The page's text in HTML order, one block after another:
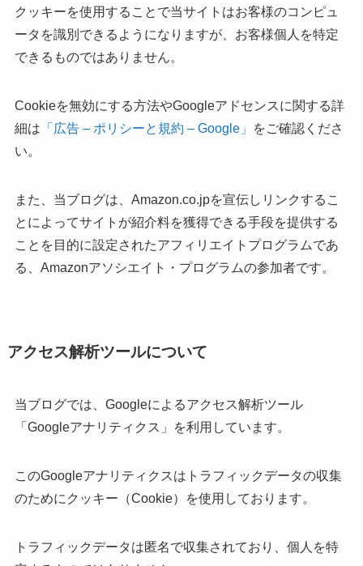
クッキーを使用することで当サイトはお客様のコンピュ
ータを識別できるようになりますが、お客様個人を特定
できるものではありません。
Cookieを無効にする方法やGoogleアドセンスに関する詳
細は 「広告 – ポリシーと規約 – Google」
をご確認くださ
い。
また、当ブログは、Amazon.co.jpを宣伝しリンクするこ
とによってサイトが紹介料を獲得できる手段を提供する
ことを目的に設定されたアフィリエイトプログラムであ
る、Amazonアソシエイト・プログラムの参加者です。
アクセス解析ツールについて
当ブログでは、Googleによるアクセス解析ツール
「Googleアナリティクス」を利用しています。
このGoogleアナリティクスはトラフィックデータの収集
のためにクッキー（Cookie）を使用しております。
トラフィックデータは匿名で収集されており、個人を特